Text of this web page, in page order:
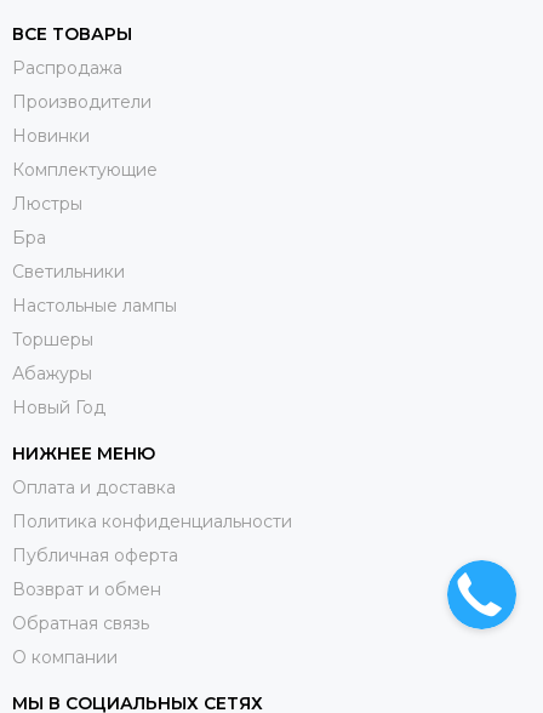
ВСЕ ТОВАРЫ
Распродажа
Производители
Новинки
Комплектующие
Люстры
Бра
Светильники
Настольные лампы
Торшеры
Абажуры
Новый Год
НИЖНЕЕ МЕНЮ
Оплата и доставка
Политика конфиденциальности
Публичная оферта
Возврат и обмен
Обратная связь
О компании
МЫ В СОЦИАЛЬНЫХ СЕТЯХ